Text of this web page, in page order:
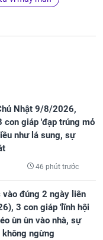
Nhật 9/8/2026,
con giáp 'đạp trúng mỏ
như lá sung, sự
46 phút trước
đúng 2 ngày liên
3 con giáp 'lĩnh hội
ùn ùn vào nhà, sự
ngừng